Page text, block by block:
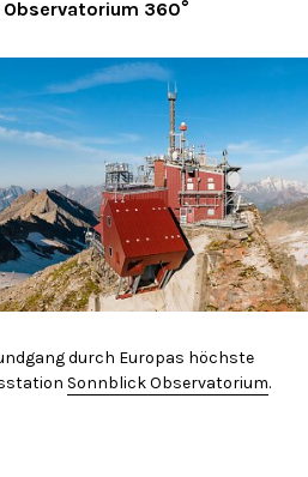
360°
durch Europas höchste
Sonnblick Observatorium.